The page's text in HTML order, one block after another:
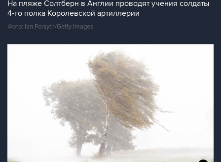
На пляже Солтберн в Англии проводят учения солдаты
4-го полка Королевской артиллерии
Фото: Ian Forsyth/Getty Images